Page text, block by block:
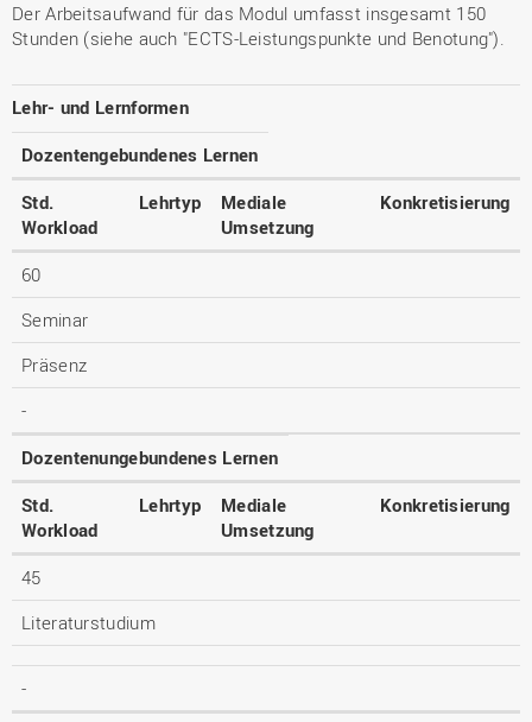
Der Arbeitsaufwand für das Modul umfasst insgesamt 150
Stunden (siehe auch "ECTS-Leistungspunkte und Benotung").
Lehr- und Lernformen
Dozentengebundenes Lernen
Std.
Workload
Lehrtyp
Mediale
Umsetzung
Konkretisierung
60
Seminar
Präsenz
-
Dozentenungebundenes Lernen
Std.
Workload
Lehrtyp
Mediale
Umsetzung
Konkretisierung
45
Literaturstudium
-